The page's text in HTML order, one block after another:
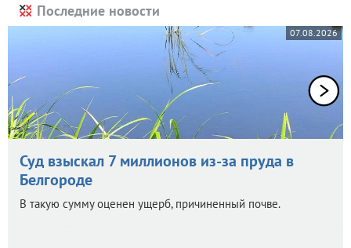
Последние новости
07.08.2026
Суд взыскал 7 миллионов из-за пруда в
Белгороде
В такую сумму оценен ущерб, причиненный почве.